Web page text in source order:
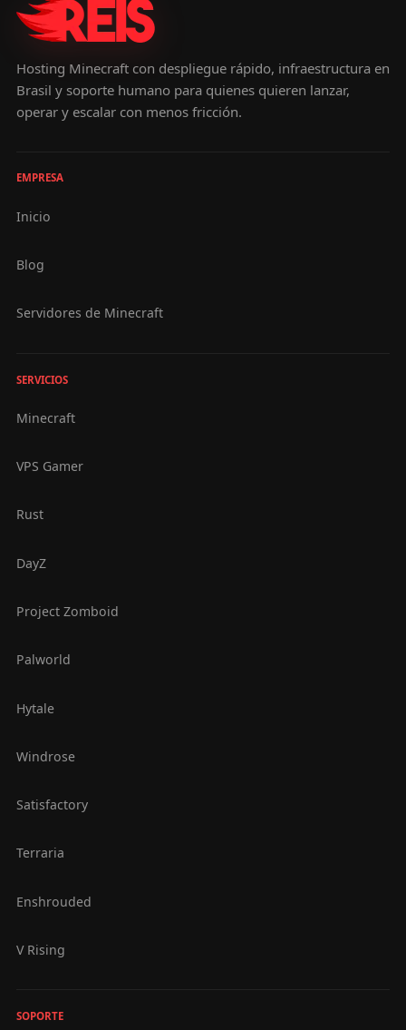
Hosting Minecraft con despliegue rápido, infraestructura en
Brasil y soporte humano para quienes quieren lanzar,
operar y escalar con menos fricción.
EMPRESA
Inicio
Blog
Servidores de Minecraft
SERVICIOS
Minecraft
VPS Gamer
Rust
DayZ
Project Zomboid
Palworld
Hytale
Windrose
Satisfactory
Terraria
Enshrouded
V Rising
SOPORTE